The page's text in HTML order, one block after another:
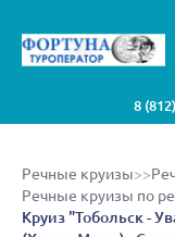
8
Речные круизы>>
Речные круизы по
Круиз "Тобольск -